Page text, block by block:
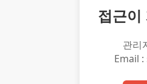
접근이
관리
Email